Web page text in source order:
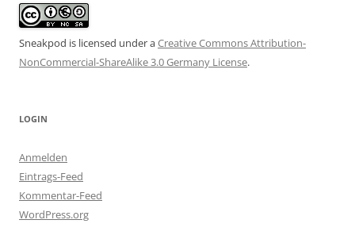
Sneakpod is licensed under aCreative Commons Attribution-
NonCommercial-ShareAlike 3.0 Germany License.
LOGIN
Anmelden
Eintrags-Feed
Kommentar-Feed
WordPress.org